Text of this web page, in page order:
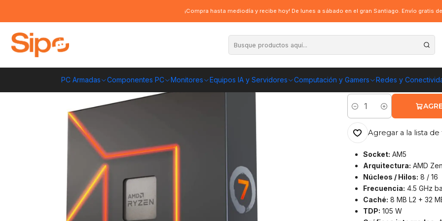
PC Armadas Componentes PC Monitores Equipos IA y Servidores Computación y Gamers Redes y
¡Compra hasta mediodía y recibe hoy! De lunes a sábado en el gran Santiago. Envío gratis
Procesador AMD Ryzen 7 7700X, 4.5GHz, 8 Núcleos / 16 Hilos, Socket AM5
Procesador
/ 16 Hilos,
ENVÍO GRATIS A
Cantidad
Agregar a la lista de
Socket: AM5
Arquitectura: AMD
Núcleos / Hilos: 8 / 16
Frecuencia: 4.5 GHz
Caché: 8 MB L2 + 32
TDP: 105 W